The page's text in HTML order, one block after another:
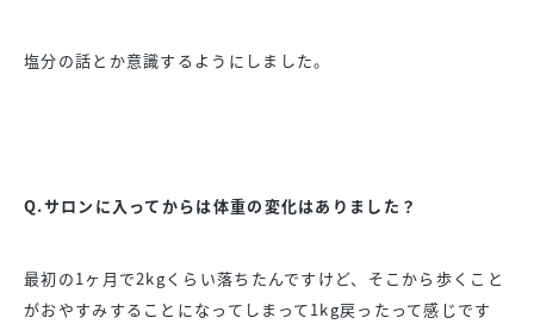
塩分の話とか意識するようにしました。
Q.サロンに入ってからは体重の変化はありました？
最初の1ヶ月で2kgくらい落ちたんですけど、そこから歩くこと
がおやすみすることになってしまって1kg戻ったって感じです